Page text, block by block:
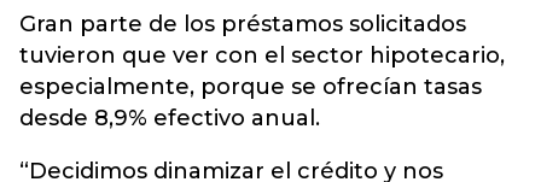
Gran parte de los préstamos solicitados
tuvieron que ver con el sector hipotecario,
especialmente, porque se ofrecían tasas
desde 8,9% efectivo anual.
“Decidimos dinamizar el crédito y nos